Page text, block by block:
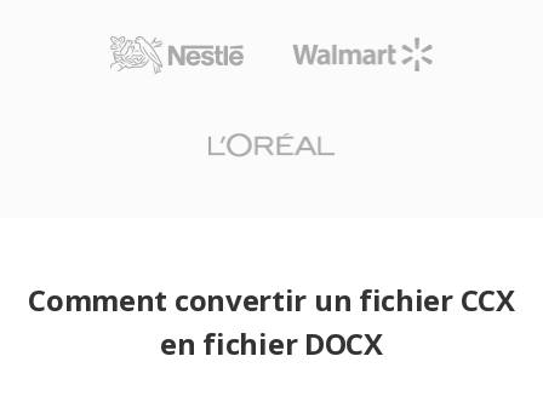
Comment convertir un fichier CCX
en fichier DOCX